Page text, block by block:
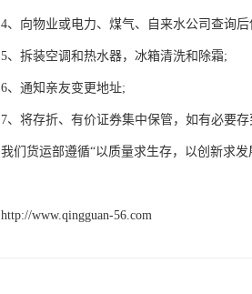
4、向物业或电力、煤气、自来水公司查询
5、拆装空调和热水器，冰箱清洗和除霜;
6、通知亲友变更地址;
7、将存折、有价证券集中保管，如有必要
我们货运部遵循“以质量求生存，以创新求
http://www.qingguan-56.com